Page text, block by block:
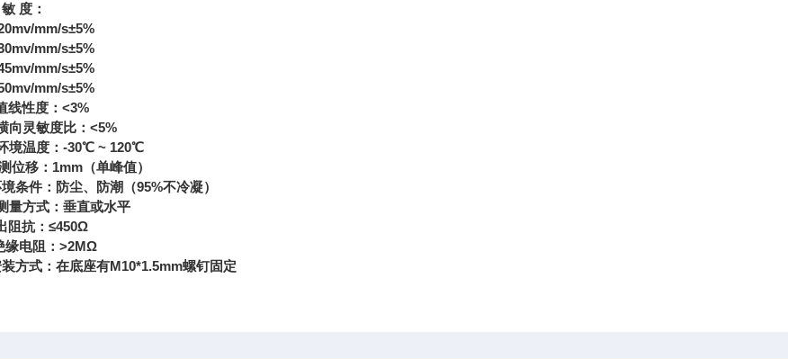
敏 度：
mm/s±5%
mm/s±5%
mm/s±5%
mm/s±5%
线性度： <3%
向灵敏度比： <5%
境温度： -30℃ ~ 120℃
位移： 1mm （单峰值）
条件：防尘、防潮（95%不冷凝）
量方式：垂直或水平
阻抗： ≤450Ω
缘电阻： >2MΩ
方式：在底座有M10*1.5mm螺钉固定